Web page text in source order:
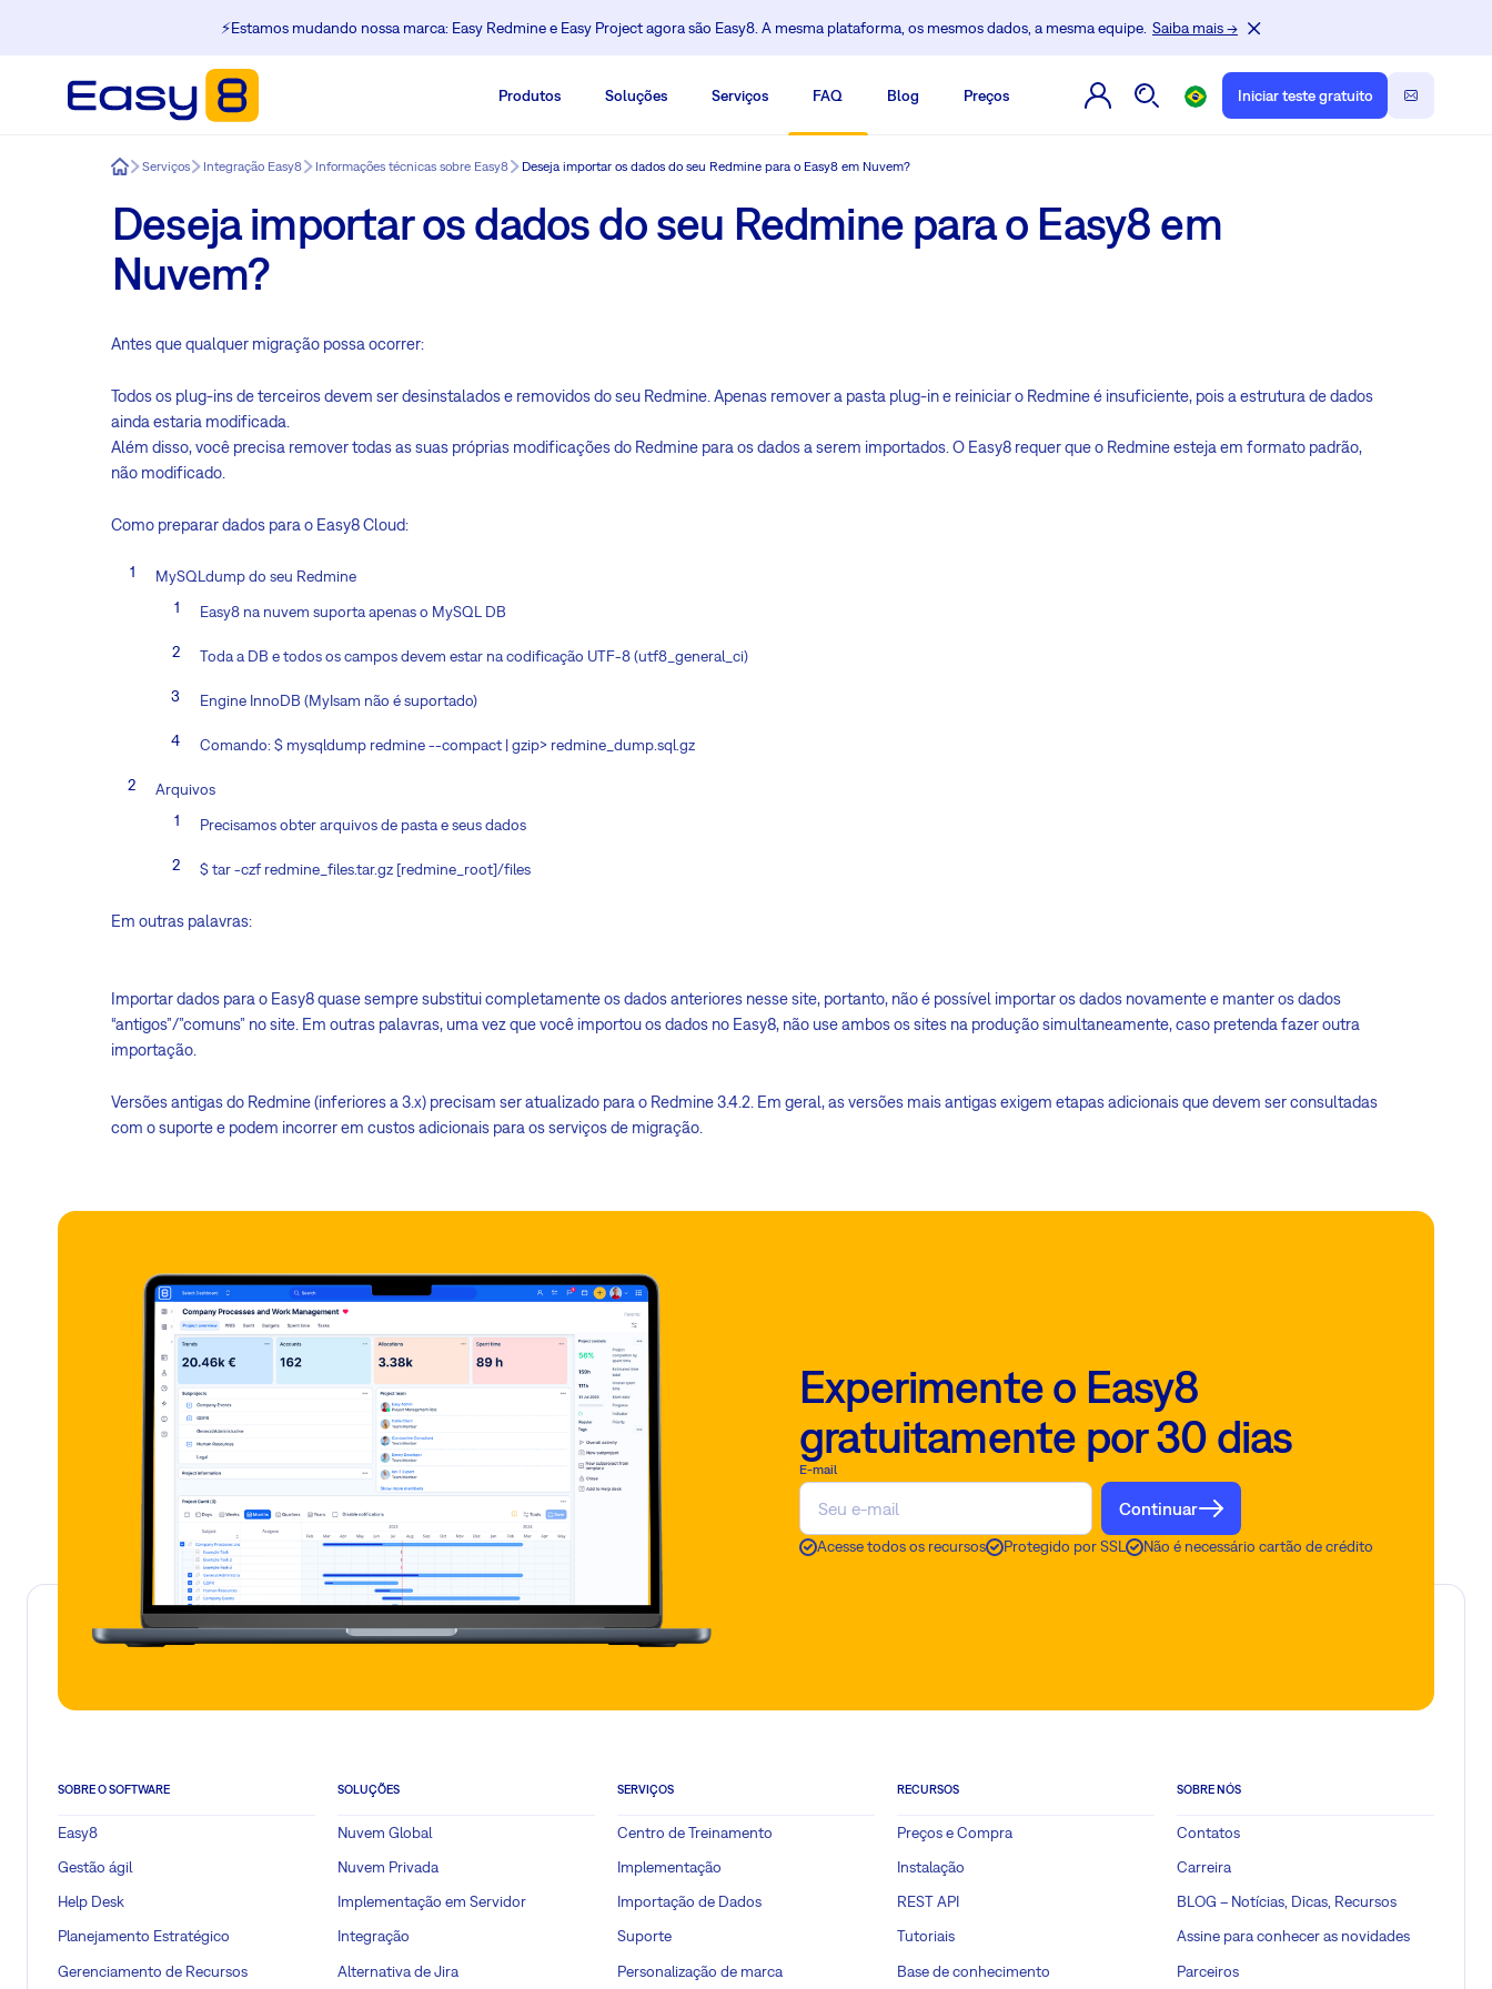
⚡️Estamos mudando nossa marca: Easy Redmine e Easy Project agora são Easy8. A mesma plataforma, os mesmos dados, a mesma equipe. Saiba mais →
Produtos Soluções Serviços FAQ Blog Preços Iniciar teste gratuito
Easy8Serviços Integração Easy8 Informações técnicas sobre Easy8 Deseja importar os dados do seu Redmine para o Easy8 em Nuvem?
Deseja importar os dados do seu Redmine para o Easy8 em
Nuvem?
Antes que qualquer migração possa ocorrer:
Todos os plug-ins de terceiros devem ser desinstalados e removidos do seu Redmine. Apenas remover a pasta plug-in e reiniciar o Redmine é insuficiente, pois a estrutura de dados
ainda estaria modificada.
Além disso, você precisa remover todas as suas próprias modificações do Redmine para os dados a serem importados. O Easy8 requer que o Redmine esteja em formato padrão,
não modificado.
Como preparar dados para o Easy8 Cloud:
MySQLdump do seu Redmine
Easy8 na nuvem suporta apenas o MySQL DB
Toda a DB e todos os campos devem estar na codificação UTF-8 (utf8_general_ci)
Engine InnoDB (MyIsam não é suportado)
Comando: $ mysqldump redmine --compact | gzip> redmine_dump.sql.gz
Arquivos
Precisamos obter arquivos de pasta e seus dados
$ tar -czf redmine_files.tar.gz [redmine_root]/files
Em outras palavras:
Importar dados para o Easy8 quase sempre substitui completamente os dados anteriores nesse site, portanto, não é possível importar os dados novamente e manter os dados
“antigos”/”comuns” no site. Em outras palavras, uma vez que você importou os dados no Easy8, não use ambos os sites na produção simultaneamente, caso pretenda fazer outra
importação.
Versões antigas do Redmine (inferiores a 3.x) precisam ser atualizado para o Redmine 3.4.2. Em geral, as versões mais antigas exigem etapas adicionais que devem ser consultadas
com o suporte e podem incorrer em custos adicionais para os serviços de migração.
Experimente o Easy8
gratuitamente por 30 dias
E-mail
Continuar
Acesse todos os recursos Protegido por SSL Não é necessário cartão de crédito
SOBRE O SOFTWARE
Easy8
Gestão ágil
Help Desk
Planejamento Estratégico
Gerenciamento de Recursos
SOLUÇÕES
Nuvem Global
Nuvem Privada
Implementação em Servidor
Integração
Alternativa de Jira
SERVIÇOS
Centro de Treinamento
Implementação
Importação de Dados
Suporte
Personalização de marca
RECURSOS
Preços e Compra
Instalação
REST API
Tutoriais
Base de conhecimento
SOBRE NÓS
Contatos
Carreira
BLOG – Notícias, Dicas, Recursos
Assine para conhecer as novidades
Parceiros